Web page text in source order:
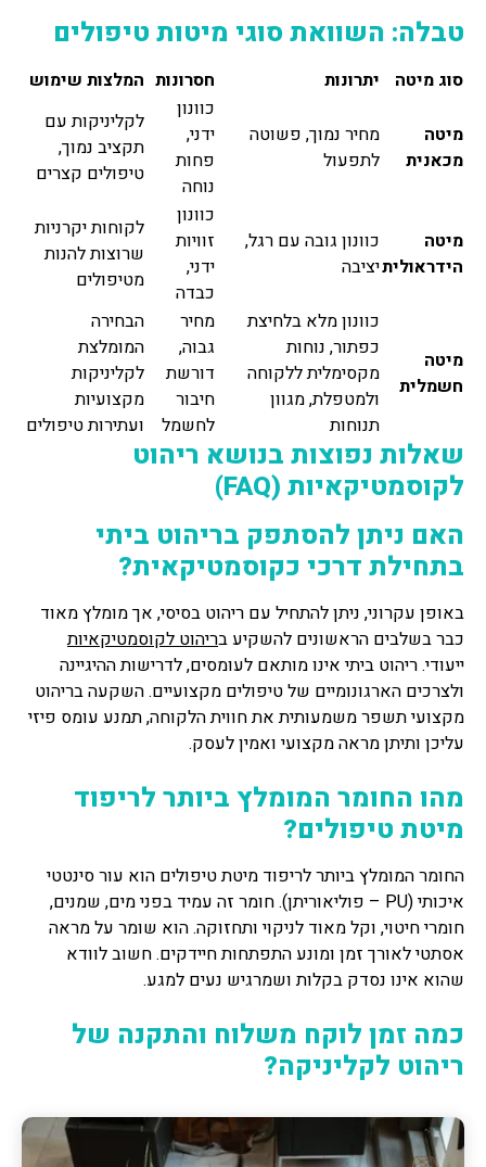
טבלה: השוואת סוגי מיטות טיפולים
סוג מיטה יתרונות חסרונות המלצות שימוש
מיטה
מכאנית
מחיר נמוך, פשוטה
לתפעול
כוונון
ידני,
פחות
נוחה
לקליניקות עם
תקציב נמוך,
טיפולים קצרים
מיטה
הידראולית
כוונון גובה עם רגל,
יציבה
כוונון
זוויות
ידני,
כבדה
לקוחות יקרניות
שרוצות להנות
מטיפולים
מיטה
חשמלית
כוונון מלא בלחיצת
כפתור, נוחות
מקסימלית ללקוחה
ולמטפלת, מגוון
תנוחות
מחיר
גבוה,
דורשת
חיבור
לחשמל
הבחירה
המומלצת
לקליניקות
מקצועיות
ועתירות טיפולים
שאלות נפוצות בנושא ריהוט
לקוסמטיקאיות (FAQ)
האם ניתן להסתפק בריהוט ביתי
בתחילת דרכי כקוסמטיקאית?
באופן עקרוני, ניתן להתחיל עם ריהוט בסיסי, אך מומלץ מאוד
כבר בשלבים הראשונים להשקיע בריהוט לקוסמטיקאיות
ייעודי. ריהוט ביתי אינו מותאם לעומסים, לדרישות ההיגיינה
ולצרכים הארגונומיים של טיפולים מקצועיים. השקעה בריהוט
מקצועי תשפר משמעותית את חווית הלקוחה, תמנע עומס פיזי
עליכן ותיתן מראה מקצועי ואמין לעסק.
מהו החומר המומלץ ביותר לריפוד
מיטת טיפולים?
החומר המומלץ ביותר לריפוד מיטת טיפולים הוא עור סינטטי
איכותי (PU – פוליאוריתן). חומר זה עמיד בפני מים, שמנים,
חומרי חיטוי, וקל מאוד לניקוי ותחזוקה. הוא שומר על מראה
אסתטי לאורך זמן ומונע התפתחות חיידקים. חשוב לוודא
שהוא אינו נסדק בקלות ושמרגיש נעים למגע.
כמה זמן לוקח משלוח והתקנה של
ריהוט לקליניקה?